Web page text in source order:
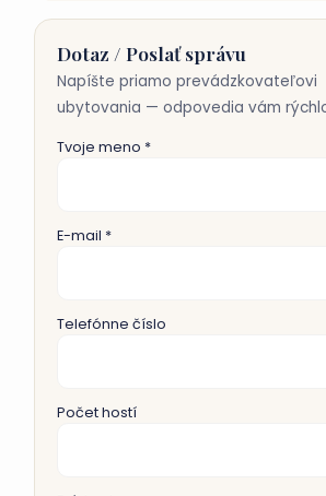
Dotaz / Poslať správu
Napíšte priamo prevádzkovateľovi
ubytovania — odpovedia vám
Tvoje meno *
E-mail *
Telefónne číslo
Počet hostí